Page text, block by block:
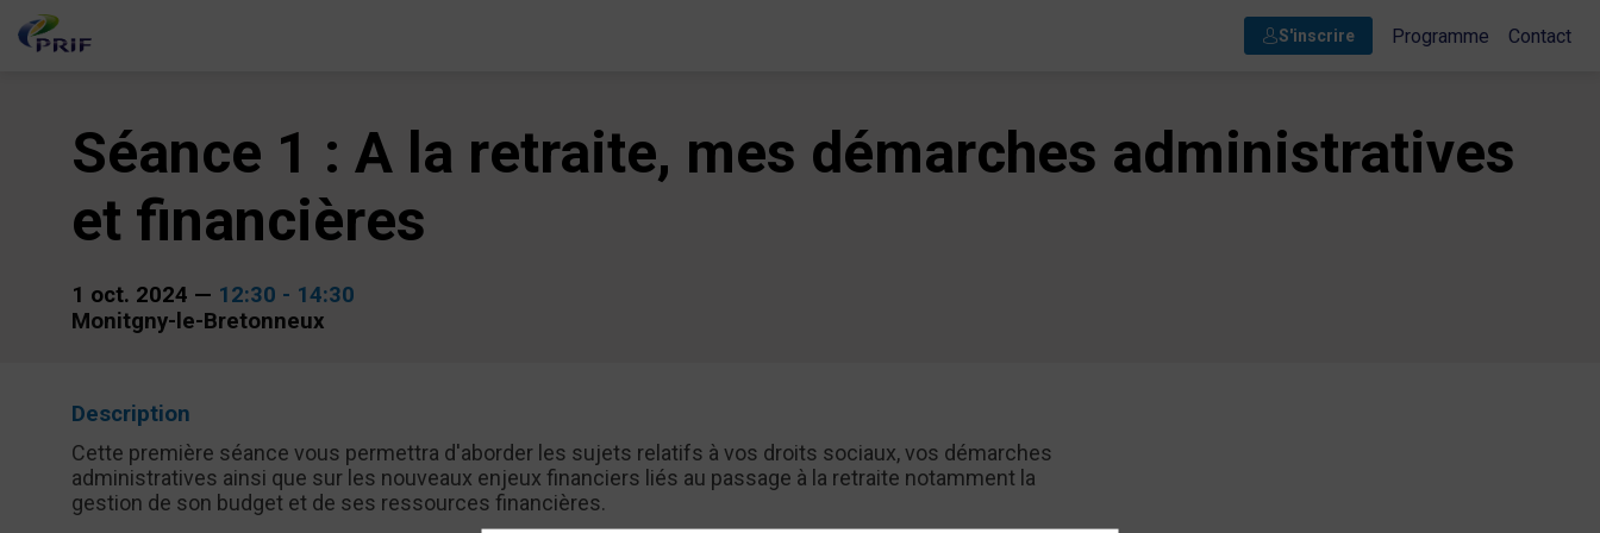
S'inscrire Programme Contact
Séance 1 : A la retraite, mes démarches administratives
et financières
1 oct. 2024 — 12:30 - 14:30
Monitgny-le-Bretonneux
Description
Cette première séance vous permettra d'aborder les sujets relatifs à vos droits sociaux, vos démarches
administratives ainsi que sur les nouveaux enjeux financiers liés au passage à la retraite notamment la
gestion de son budget et de ses ressources financières.